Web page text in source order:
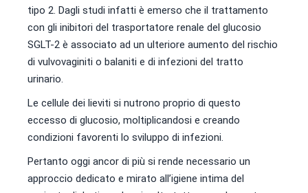
tipo 2. Dagli studi infatti è emerso che il trattamento
con gli inibitori del trasportatore renale del glucosio
SGLT-2 è associato ad un ulteriore aumento del rischio
di vulvovaginiti o balaniti e di infezioni del tratto
urinario.
Le cellule dei lieviti si nutrono proprio di questo
eccesso di glucosio, moltiplicandosi e creando
condizioni favorenti lo sviluppo di infezioni.
Pertanto oggi ancor di più si rende necessario un
approccio dedicato e mirato all’igiene intima del